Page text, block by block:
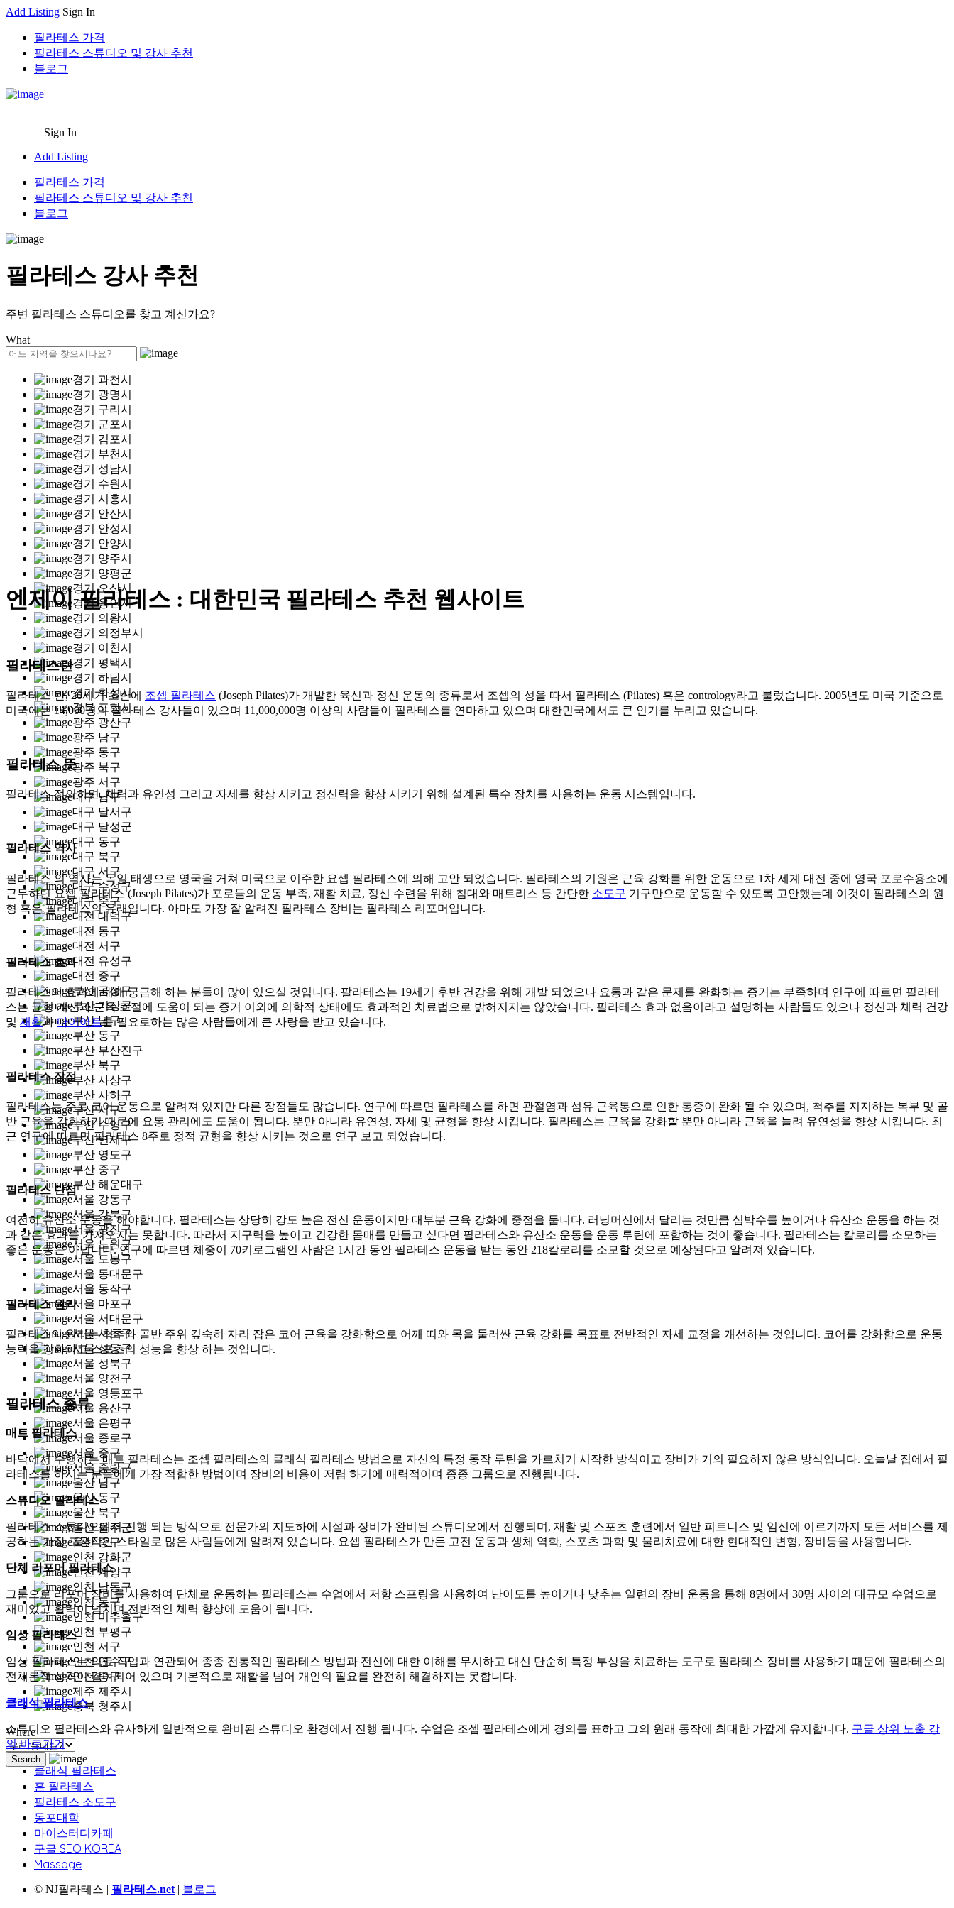
Add Listing Sign In
필라테스 가격
필라테스 스튜디오 및 강사 추천
블로그
Sign In
Add Listing
필라테스 가격
필라테스 스튜디오 및 강사 추천
블로그
필라테스 강사 추천
주변 필라테스 스튜디오를 찾고 계신가요?
What
경기 과천시
경기 광명시
경기 구리시
경기 군포시
경기 김포시
경기 부천시
경기 성남시
경기 수원시
경기 시흥시
경기 안산시
경기 안성시
경기 안양시
경기 양주시
경기 양평군
경기 오산시
경기 용인시
경기 의왕시
경기 의정부시
경기 이천시
경기 평택시
경기 하남시
경기 화성시
경북 포항시
광주 광산구
광주 남구
광주 동구
광주 북구
광주 서구
대구 남구
대구 달서구
대구 달성군
대구 동구
대구 북구
대구 서구
대구 수성구
대구 중구
대전 대덕구
대전 동구
대전 서구
대전 유성구
대전 중구
부산 금정구
부산 기장군
부산 남구
부산 동구
부산 부산진구
부산 북구
부산 사상구
부산 사하구
부산 서구
부산 수영구
부산 연제구
부산 영도구
부산 중구
부산 해운대구
서울 강동구
서울 강북구
서울 광진구
서울 노원구
서울 도봉구
서울 동대문구
서울 동작구
서울 마포구
서울 서대문구
서울 서초구
서울 성동구
서울 성북구
서울 양천구
서울 영등포구
서울 용산구
서울 은평구
서울 종로구
서울 중구
서울 중랑구
울산 남구
울산 동구
울산 북구
울산 울주군
울산 중구
인천 강화군
인천 계양구
인천 남동구
인천 동구
인천 미추홀구
인천 부평구
인천 서구
인천 연수구
인천 중구
제주 제주시
충북 청주시
Where
엔제이 필라테스 : 대한민국 필라테스 추천 웹사이트
필라테스란
필라테스 란, 20세기 초반에 조셉 필라테스 (Joseph Pilates)가 개발한 육신과 정신 운동의 종류로서 조셉의 성을 따서 필라테스 (Pilates) 혹은 contrology라고 불렀습니다. 2005년도 미국 기준으로
미국에는 14,000명의 필라테스 강사들이 있으며 11,000,000명 이상의 사람들이 필라테스를 연마하고 있으며 대한민국에서도 큰 인기를 누리고 있습니다.
필라테스 뜻
필라테스 정의하면, 체력과 유연성 그리고 자세를 향상 시키고 정신력을 향상 시키기 위해 설계된 특수 장치를 사용하는 운동 시스템입니다.
필라테스 역사
필라테스 의 역사는 독일 태생으로 영국을 거쳐 미국으로 이주한 요셉 필라테스에 의해 고안 되었습니다. 필라테스의 기원은 근육 강화를 위한 운동으로 1차 세계 대전 중에 영국 포로수용소에
근무하던 요셉 필라테스 (Joseph Pilates)가 포로들의 운동 부족, 재활 치료, 정신 수련을 위해 침대와 매트리스 등 간단한 소도구 기구만으로 운동할 수 있도록 고안했는데 이것이 필라테스의 원
형 혹은 필라테스의 유래입니다. 아마도 가장 잘 알려진 필라테스 장비는 필라테스 리포머입니다.
필라테스 효과
필라테스의 효과에 대해 궁금해 하는 분들이 많이 있으실 것입니다. 팔라테스는 19세기 후반 건강을 위해 개발 되었으나 요통과 같은 문제를 완화하는 증거는 부족하며 연구에 따르면 필라테
스는 균형 개선과 근육 조절에 도움이 되는 증거 이외에 의학적 상태에도 효과적인 치료법으로 밝혀지지는 않았습니다. 필라테스 효과 없음이라고 설명하는 사람들도 있으나 정신과 체력 건강
및 재활과다이어트를 필요로하는 많은 사람들에게 큰 사랑을 받고 있습니다.
필라테스 장점
필라테스는 주로 코어 운동으로 알려져 있지만 다른 장점들도 많습니다. 연구에 따르면 필라테스를 하면 관절염과 섬유 근육통으로 인한 통증이 완화 될 수 있으며, 척추를 지지하는 복부 및 골
반 근육을 강화하기 때문에 요통 관리에도 도움이 됩니다. 뿐만 아니라 유연성, 자세 및 균형을 향상 시킵니다. 필라테스는 근육을 강화할 뿐만 아니라 근육을 늘려 유연성을 향상 시킵니다. 최
근 연구에 따르면 필라테스 8주로 정적 균형을 향상 시키는 것으로 연구 보고 되었습니다.
필라테스 단점
여전히 유산소 운동을 해야합니다. 필라테스는 상당히 강도 높은 전신 운동이지만 대부분 근육 강화에 중점을 둡니다. 러닝머신에서 달리는 것만큼 심박수를 높이거나 유산소 운동을 하는 것
과 같은 효과를 가져오지는 못합니다. 따라서 지구력을 높이고 건강한 몸매를 만들고 싶다면 필라테스와 유산소 운동을 운동 루틴에 포함하는 것이 좋습니다. 필라테스는 칼로리를 소모하는
좋은 운동은 아닙니다. 연구에 따르면 체중이 70키로그램인 사람은 1시간 동안 필라테스 운동을 받는 동안 218칼로리를 소모할 것으로 예상된다고 알려져 있습니다.
필라테스 원리
필라테스의 원리는 척추와 골반 주위 깊숙히 자리 잡은 코어 근육을 강화함으로 어깨 띠와 목을 둘러싼 근육 강화를 목표로 전반적인 자세 교정을 개선하는 것입니다. 코어를 강화함으로 운동
능력을 강화하고 스포츠의 성능을 향상 하는 것입니다.
필라테스 종류
매트 필라테스
바닥에서 수행하는 매트 필라테스는 조셉 필라테스의 클래식 필라테스 방법으로 자신의 특정 동작 루틴을 가르치기 시작한 방식이고 장비가 거의 필요하지 않은 방식입니다. 오늘날 집에서 필
라테스를 하시는 분들에게 가장 적합한 방법이며 장비의 비용이 저렴 하기에 매력적이며 종종 그룹으로 진행됩니다.
스튜디오 필라테스
필라테스 스튜디오에서 진행 되는 방식으로 전문가의 지도하에 시설과 장비가 완비된 스튜디오에서 진행되며, 재활 및 스포츠 훈련에서 일반 피트니스 및 임신에 이르기까지 모든 서비스를 제
공하는 가장 포괄적인 스타일로 많은 사람들에게 알려져 있습니다. 요셉 필라테스가 만든 고전 운동과 생체 역학, 스포츠 과학 및 물리치료에 대한 현대적인 변형, 장비등을 사용합니다.
단체 리포머 필라테스
그룹으로 리포머 장비를 사용하여 단체로 운동하는 필라테스는 수업에서 저항 스프링을 사용하여 난이도를 높이거나 낮추는 일련의 장비 운동을 통해 8명에서 30명 사이의 대규모 수업으로
재미있고 활력이 넘치며 전반적인 체력 향상에 도움이 됩니다.
임상 필라테스
임상 필라테스는 의료 작업과 연관되어 종종 전통적인 필라테스 방법과 전신에 대한 이해를 무시하고 대신 단순히 특정 부상을 치료하는 도구로 필라테스 장비를 사용하기 때문에 필라테스의
전체론적 성격이 결여되어 있으며 기본적으로 재활을 넘어 개인의 필요를 완전히 해결하지는 못합니다.
클래식 필라테스
스튜디오 필라테스와 유사하게 일반적으로 완비된 스튜디오 환경에서 진행 됩니다. 수업은 조셉 필라테스에게 경의를 표하고 그의 원래 동작에 최대한 가깝게 유지합니다. 구글 상위 노출 강
의 바로가기
클래식 필라테스
홈 필라테스
필라테스 소도구
동포대학
마이스터디카페
구글 SEO KOREA
Massage
© NJ필라테스 | 필라테스.net | 블로그